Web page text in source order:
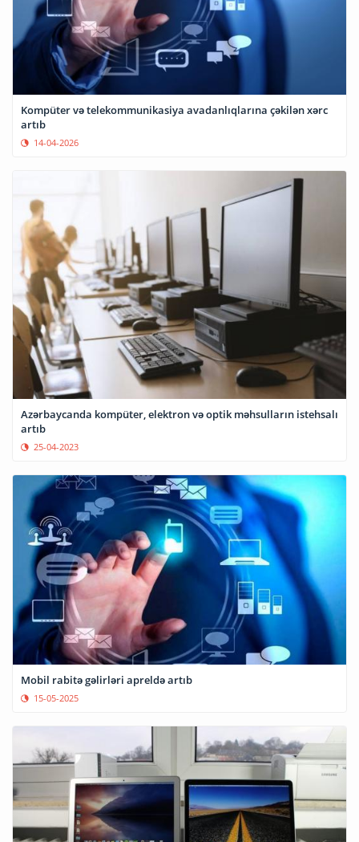
Kompüter və telekommunikasiya avadanlıqlarına çəkilən xərc
artıb
14-04-2026
Azərbaycanda kompüter, elektron və optik məhsulların istehsalı
artıb
25-04-2023
Mobil rabitə gəlirləri apreldə artıb
15-05-2025